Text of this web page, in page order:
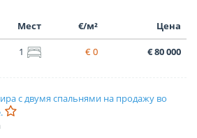
Мест €/м² Цена
1 € 0 € 80 000
с двумя спальнями на продажу во